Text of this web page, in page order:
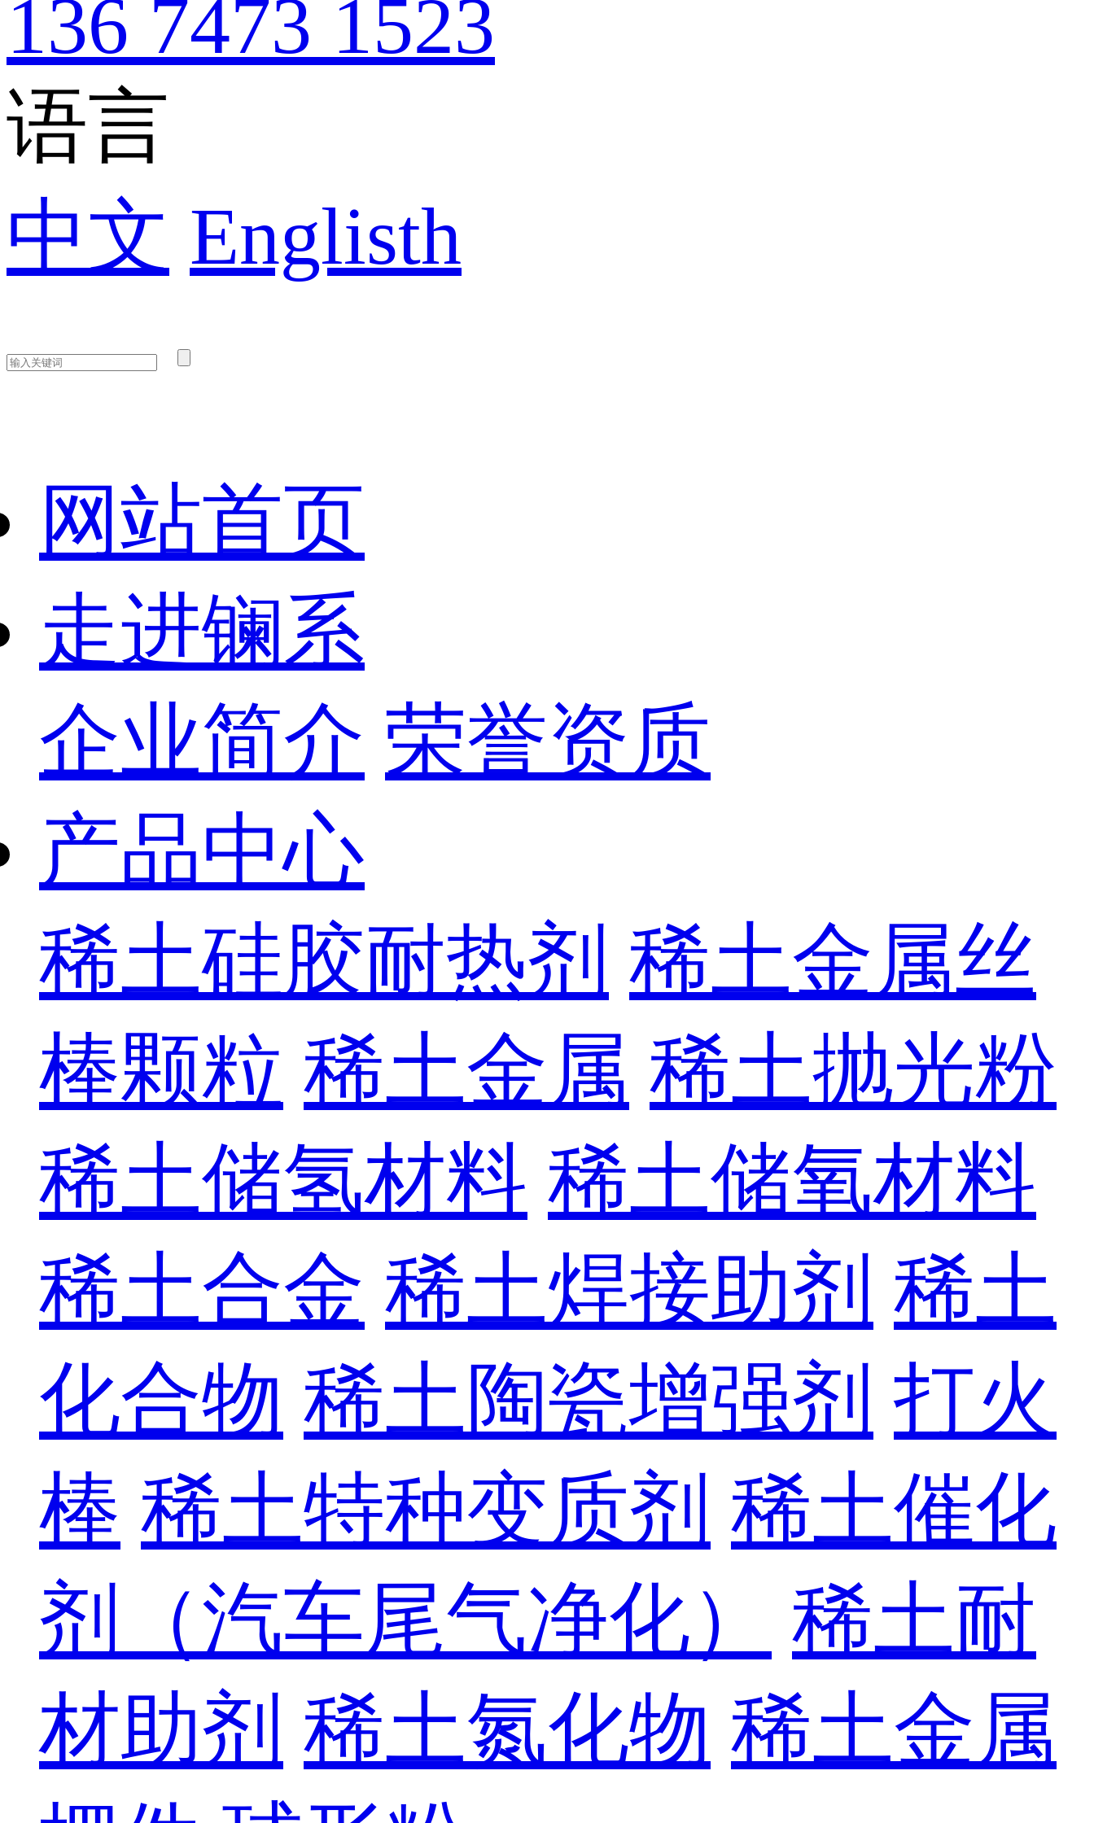
136 7473 1523
语言
中文 Englisth
网站首页
走进镧系
企业简介 荣誉资质
产品中心
稀土硅胶耐热剂 稀土金属丝
棒颗粒 稀土金属 稀土抛光粉
稀土储氢材料 稀土储氧材料
稀土合金 稀土焊接助剂 稀土
化合物 稀土陶瓷增强剂 打火
棒 稀土特种变质剂 稀土催化
剂（汽车尾气净化）
稀土耐
材助剂 稀土氮化物 稀土金属